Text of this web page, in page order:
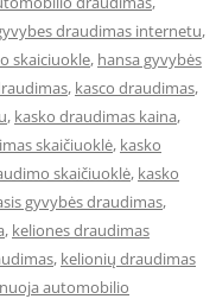
draudimas internetu,
skaiciuokle, hansa gyvybės
, kasco draudimas,
, kasko draudimas kaina,
skaičiuoklė, kasko
skaičiuoklė, kasko
gyvybės draudimas,
, keliones draudimas
, kelionių draudimas
automobilio